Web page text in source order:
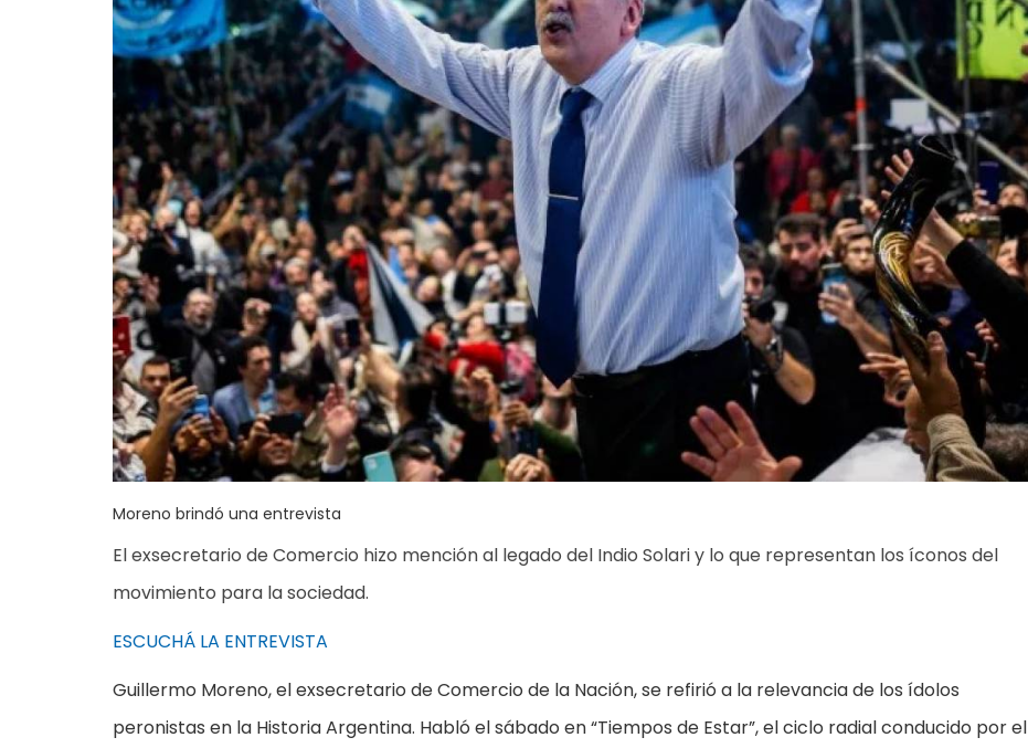
Moreno brindó una entrevista
El exsecretario de Comercio hizo mención al legado del Indio Solari y lo que representan los íconos del
movimiento para la sociedad.
ESCUCHÁ LA ENTREVISTA
Guillermo Moreno, el exsecretario de Comercio de la Nación, se refirió a la relevancia de los ídolos
peronistas en la Historia Argentina. Habló el sábado en “Tiempos de Estar”, el ciclo radial conducido por el